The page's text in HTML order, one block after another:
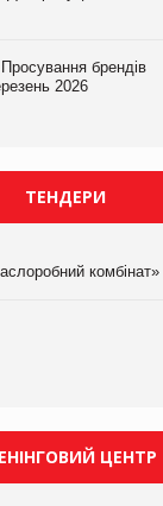
брендів
2026
ТЕНДЕРИ
комбінат»
ЦЕНТР